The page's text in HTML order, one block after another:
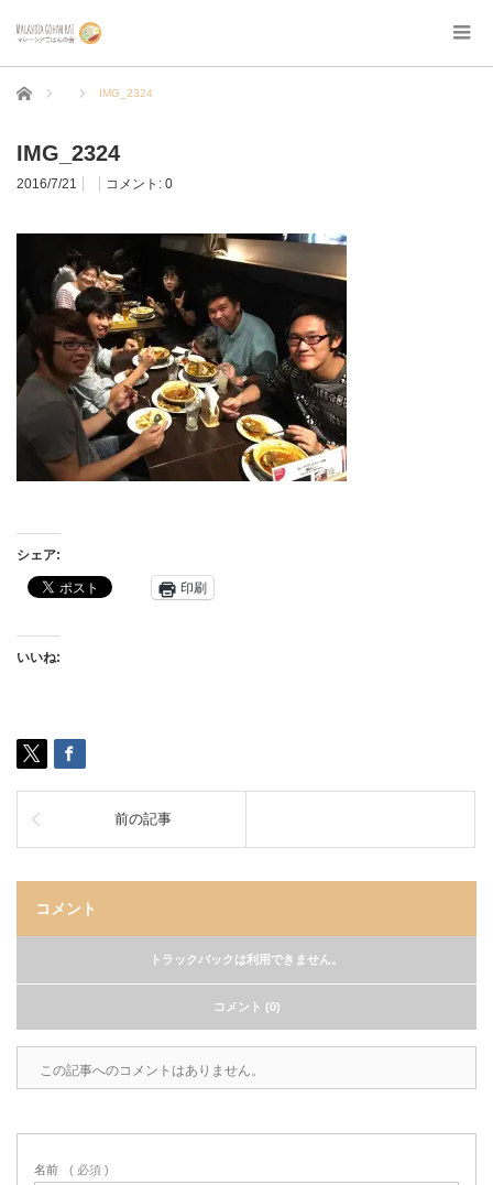
ホーム IMG_2324
IMG_2324
2016/7/21 コメント: 0
シェア:
印刷
いいね:
前の記事
コメント
トラックバックは利用できません。
コメント (0)
この記事へのコメントはありません。
名前 ( 必須 )